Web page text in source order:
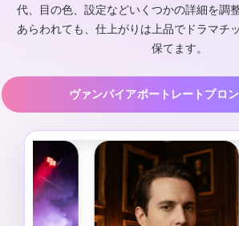
代、目の色、設定などいくつかの詳細を調
あらわれても、仕上がりは上品でドラマチ
保てます。
ヴァンパイアポートレートプロ